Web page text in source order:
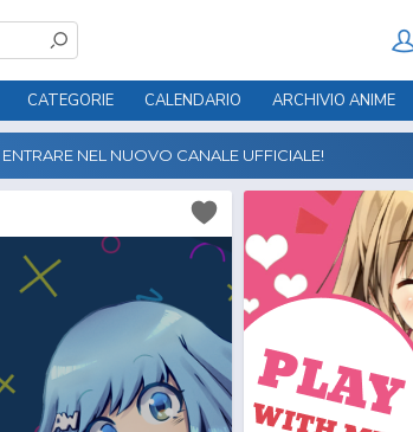
CATEGORIE CALENDARIO ARCHIVIO ANIME
ENTRARE NEL NUOVO CANALE UFFICIALE!